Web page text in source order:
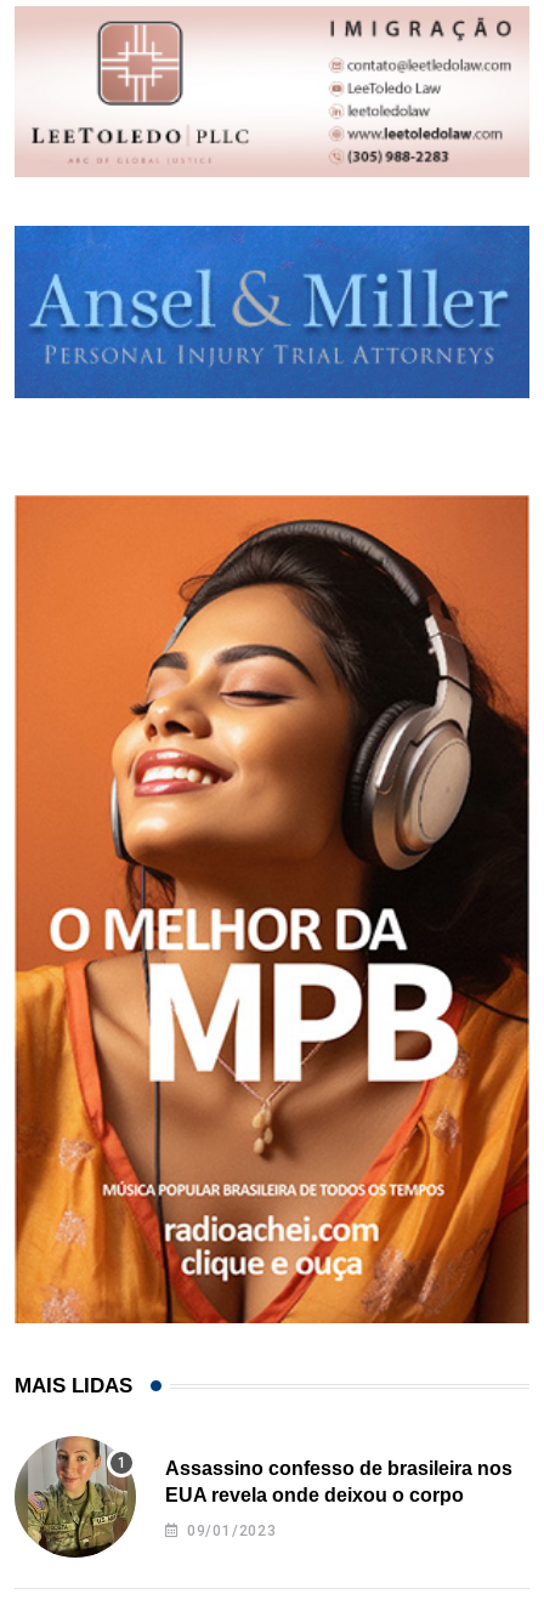
MAIS LIDAS
Assassino confesso de brasileira nos
EUA revela onde deixou o corpo
09/01/2023